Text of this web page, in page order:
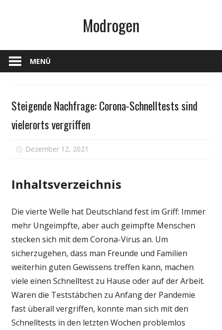
Modrogen
MENÜ
Steigende Nachfrage: Corona-Schnelltests sind
vielerorts vergriffen
Dezember 12, 2021
vergriffen
Inhaltsverzeichnis
Die vierte Welle hat Deutschland fest im Griff: Immer
mehr Ungeimpfte, aber auch geimpfte Menschen
stecken sich mit dem Corona-Virus an. Um
sicherzugehen, dass man Freunde und Familien
weiterhin guten Gewissens treffen kann, machen
viele einen Schnelltest zu Hause oder auf der Arbeit.
Waren die Teststäbchen zu Anfang der Pandemie
fast überall vergriffen, konnte man sich mit den
Schnelltests in den letzten Wochen problemlos